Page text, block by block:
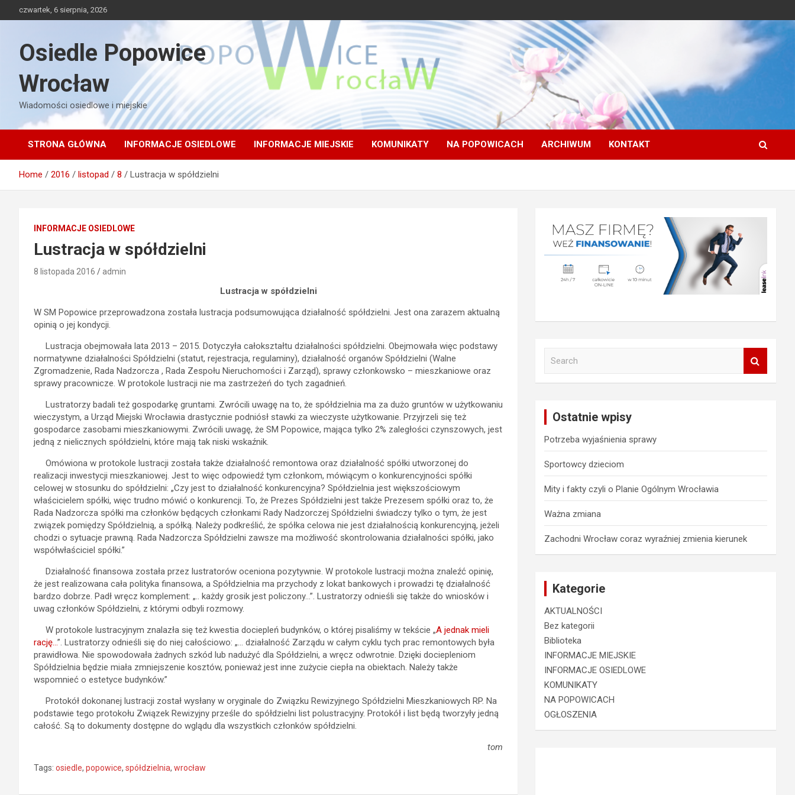
to
czwartek, 6 sierpnia, 2026
Osiedle Popowice
Wrocław
Wiadomości osiedlowe i miejskie
STRONA GŁÓWNA INFORMACJE OSIEDLOWE INFORMACJE MIEJSKIE KOMUNIKATY NA POPOWICACH ARCHIWUM KONTAKT
Home 2016 listopad 8 Lustracja w spółdzielni
INFORMACJE OSIEDLOWE
Lustracja w spółdzielni
8 listopada 2016 admin
Lustracja w spółdzielni
W SM Popowice przeprowadzona została lustracja podsumowująca działalność spółdzielni. Jest ona zarazem aktualną
opinią o jej kondycji.
Lustracja obejmowała lata 2013 – 2015. Dotyczyła całokształtu działalności spółdzielni. Obejmowała więc podstawy
normatywne działalności Spółdzielni (statut, rejestracja, regulaminy), działalność organów Spółdzielni (Walne
Zgromadzenie, Rada Nadzorcza , Rada Zespołu Nieruchomości i Zarząd), sprawy członkowsko – mieszkaniowe oraz
sprawy pracownicze. W protokole lustracji nie ma zastrzeżeń do tych zagadnień.
Lustratorzy badali też gospodarkę gruntami. Zwrócili uwagę na to, że spółdzielnia ma za dużo gruntów w użytkowaniu
wieczystym, a Urząd Miejski Wrocławia drastycznie podniósł stawki za wieczyste użytkowanie. Przyjrzeli się też
gospodarce zasobami mieszkaniowymi. Zwrócili uwagę, że SM Popowice, mająca tylko 2% zaległości czynszowych, jest
jedną z nielicznych spółdzielni, które mają tak niski wskaźnik.
Omówiona w protokole lustracji została także działalność remontowa oraz działalność spółki utworzonej do
realizacji inwestycji mieszkaniowej. Jest to więc odpowiedź tym członkom, mówiącym o konkurencyjności spółki
celowej w stosunku do spółdzielni: „Czy jest to działalność konkurencyjna? Spółdzielnia jest większościowym
właścicielem spółki, więc trudno mówić o konkurencji. To, że Prezes Spółdzielni jest także Prezesem spółki oraz to, że
Rada Nadzorcza spółki ma członków będących członkami Rady Nadzorczej Spółdzielni świadczy tylko o tym, że jest
związek pomiędzy Spółdzielnią, a spółką. Należy podkreślić, że spółka celowa nie jest działalnością konkurencyjną, jeżeli
chodzi o sytuacje prawną. Rada Nadzorcza Spółdzielni zawsze ma możliwość skontrolowania działalności spółki, jako
współwłaściciel spółki.”
Działalność finansowa została przez lustratorów oceniona pozytywnie. W protokole lustracji można znaleźć opinię,
że jest realizowana cała polityka finansowa, a Spółdzielnia ma przychody z lokat bankowych i prowadzi tę działalność
bardzo dobrze. Padł wręcz komplement: „.. każdy grosik jest policzony…”. Lustratorzy odnieśli się także do wniosków i
uwag członków Spółdzielni, z którymi odbyli rozmowy.
W protokole lustracyjnym znalazła się też kwestia dociepleń budynków, o której pisaliśmy w tekście „A jednak mieli
rację…”. Lustratorzy odnieśli się do niej całościowo: „… działalność Zarządu w całym cyklu tych prac remontowych była
prawidłowa. Nie spowodowała żadnych szkód lub nadużyć dla Spółdzielni, a wręcz odwrotnie. Dzięki dociepleniom
Spółdzielnia będzie miała zmniejszenie kosztów, ponieważ jest inne zużycie ciepła na obiektach. Należy także
wspomnieć o estetyce budynków.”
Protokół dokonanej lustracji został wysłany w oryginale do Związku Rewizyjnego Spółdzielni Mieszkaniowych RP. Na
podstawie tego protokołu Związek Rewizyjny prześle do spółdzielni list polustracyjny. Protokół i list będą tworzyły jedną
całość. Są to dokumenty dostępne do wglądu dla wszystkich członków spółdzielni.
tom
Tags: osiedle, popowice, spółdzielnia, wrocław
Ostatnie wpisy
Potrzeba wyjaśnienia sprawy
Sportowcy dzieciom
Mity i fakty czyli o Planie Ogólnym Wrocławia
Ważna zmiana
Zachodni Wrocław coraz wyraźniej zmienia kierunek
Kategorie
AKTUALNOŚCI
Bez kategorii
Biblioteka
INFORMACJE MIEJSKIE
INFORMACJE OSIEDLOWE
KOMUNIKATY
NA POPOWICACH
OGŁOSZENIA